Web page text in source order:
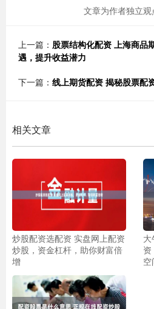
文章为作者独立
上一篇： 股票结构化配资 上海商品
遇，提升收益潜力
下一篇： 线上期货配资 揭秘股票配
相关文章
炒股配资选配资 实盘网上配资
炒股，资金杠杆，助你财富倍
增
空